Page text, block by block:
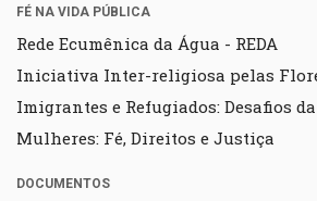
FÉ NA VIDA PÚBLICA
Rede Ecumênica da Água - REDA
Iniciativa Inter-religiosa pelas
Imigrantes e Refugiados: Desafios
Mulheres: Fé, Direitos e Justiça
DOCUMENTOS